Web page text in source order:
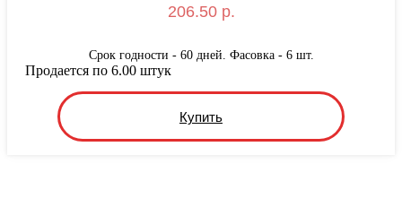
206.50 р.
Срок годности - 60 дней. Фасовка - 6 шт.
Купить
Продается по 6.00 штук